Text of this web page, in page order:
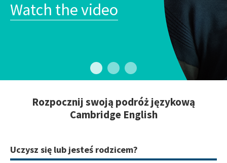
Rozpocznij swoją podróż językową
Cambridge English
Uczysz się lub jesteś rodzicem?